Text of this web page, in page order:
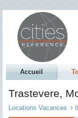
Accueil
Trastevere,
Locations Vacances